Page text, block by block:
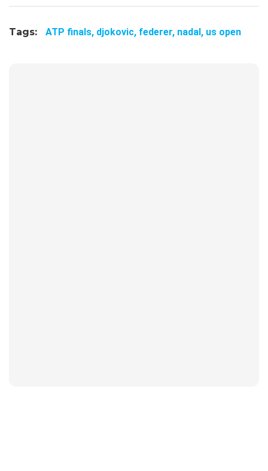
Tags: ATP finals, djokovic, federer, nadal, us open